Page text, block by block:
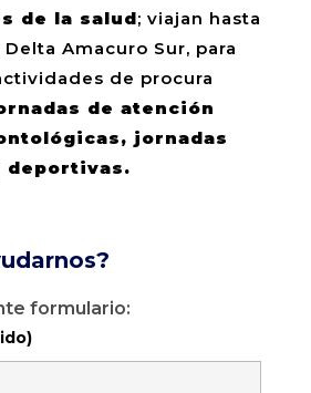
de la salud; viajan hasta
Amacuro Sur, para
de procura
de atención
jornadas
deportivas.
formulario: